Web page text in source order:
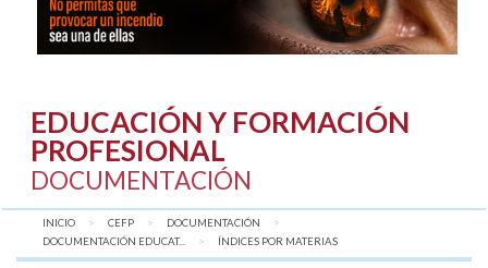
EDUCACIÓN Y FORMACIÓN
PROFESIONAL
DOCUMENTACIÓN
INICIO CEFP
DOCUMENTACIÓN
DOCUMENTACIÓN EDUCAT...
AQUÍ:
ÍNDICES POR MATERIAS